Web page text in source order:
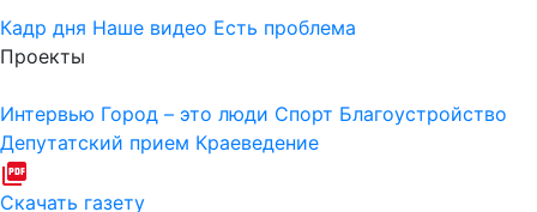
Кадр дня Наше видео Есть проблема
Проекты
Интервью Город – это люди Спорт Благоустройство
Депутатский прием Краеведение
Скачать газету